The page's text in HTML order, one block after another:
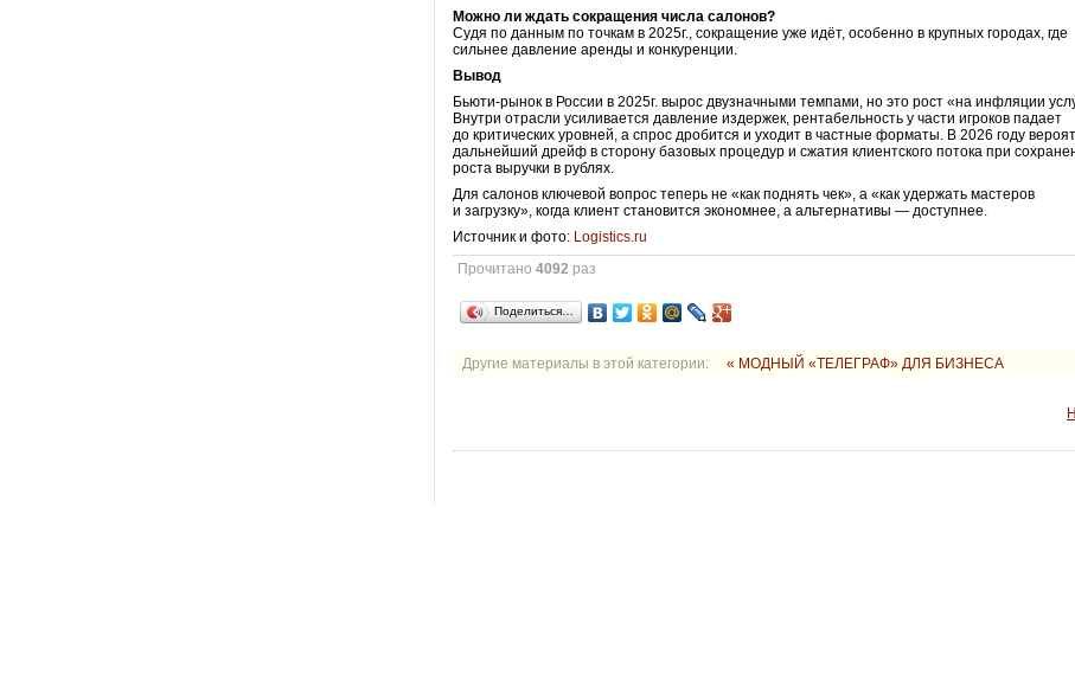
Можно ли ждать сокращения числа салонов?
Судя по данным по точкам в 2025г., сокращение уже идёт, особенно в крупных городах, где
сильнее давление аренды и конкуренции.
Вывод
Бьюти-рынок в России в 2025г. вырос двузначными темпами, но это рост «на инфляции
Внутри отрасли усиливается давление издержек, рентабельность у части игроков падает
до критических уровней, а спрос дробится и уходит в частные форматы. В 2026 году
дальнейший дрейф в сторону базовых процедур и сжатия клиентского потока при
роста выручки в рублях.
Для салонов ключевой вопрос теперь не «как поднять чек», а «как удержать мастеров
и загрузку», когда клиент становится экономнее, а альтернативы — доступнее.
Источник и фото: Logistics.ru
Прочитано4092 раз
Поделиться…
Другие материалы в этой категории: « МОДНЫЙ «ТЕЛЕГРАФ» ДЛЯ БИЗНЕСА